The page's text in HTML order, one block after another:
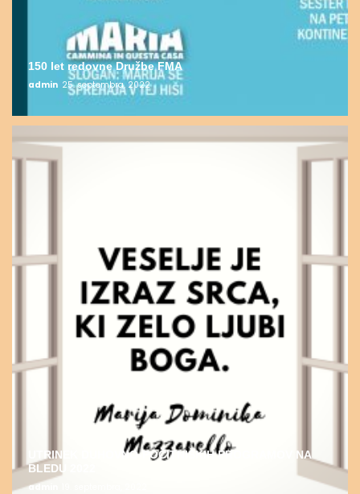
150 let redovne Družbe FMA
admin 25. septembra, 2022
UTRINEK DUHOVNO-POČITNIŠKIH PROGRAMOV NA
BLEDU 2022
admin